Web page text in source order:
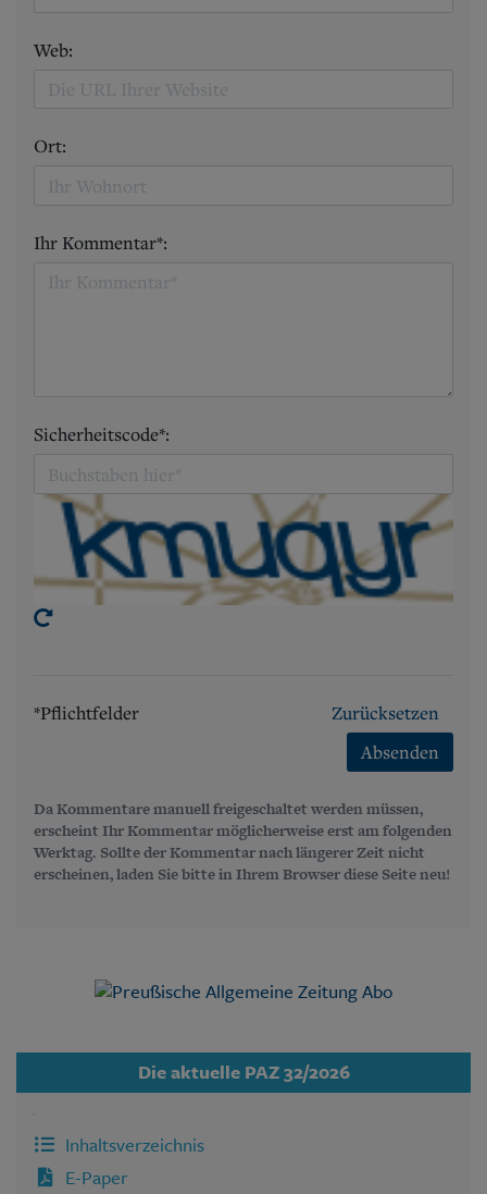
Web:
Ort:
Ihr Kommentar*:
Sicherheitscode*:
*Pflichtfelder
Zurücksetzen
Absenden
Da Kommentare manuell freigeschaltet werden müssen,
erscheint Ihr Kommentar möglicherweise erst am folgenden
Werktag. Sollte der Kommentar nach längerer Zeit nicht
erscheinen, laden Sie bitte in Ihrem Browser diese Seite neu!
Die aktuelle PAZ 32/2026
Inhaltsverzeichnis
E-Paper